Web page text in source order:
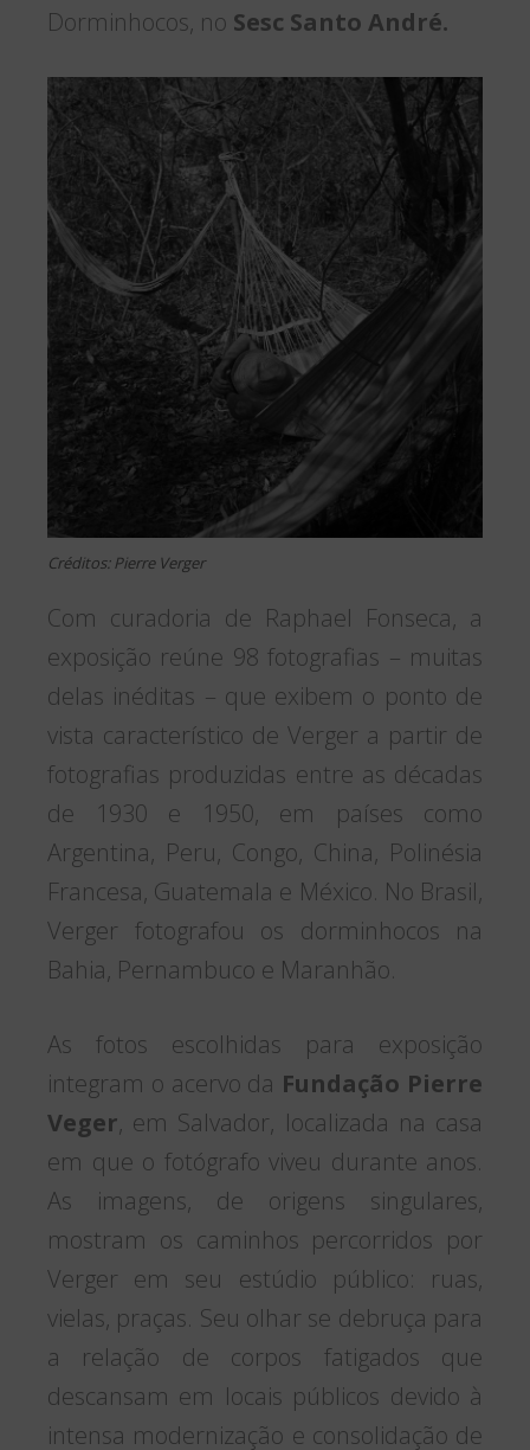
Dorminhocos, no Sesc Santo André.
Créditos: Pierre Verger
Com curadoria de Raphael Fonseca, a
exposição reúne 98 fotografias – muitas
delas inéditas – que exibem o ponto de
vista característico de Verger a partir de
fotografias produzidas entre as décadas
de 1930 e 1950, em países como
Argentina, Peru, Congo, China, Polinésia
Francesa, Guatemala e México. No Brasil,
Verger fotografou os dorminhocos na
Bahia, Pernambuco e Maranhão.
As fotos escolhidas para exposição
integram o acervo da Fundação Pierre
Veger, em Salvador, localizada na casa
em que o fotógrafo viveu durante anos.
As imagens, de origens singulares,
mostram os caminhos percorridos por
Verger em seu estúdio público: ruas,
vielas, praças. Seu olhar se debruça para
a relação de corpos fatigados que
descansam em locais públicos devido à
intensa modernização e consolidação de